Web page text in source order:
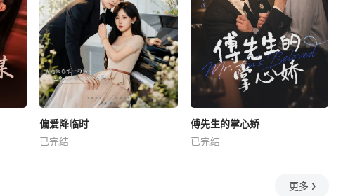
偏爱降临时
已完结
傅先生的掌心娇
已完结
更多